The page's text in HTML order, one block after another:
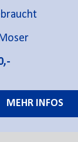
MEHR INFOS